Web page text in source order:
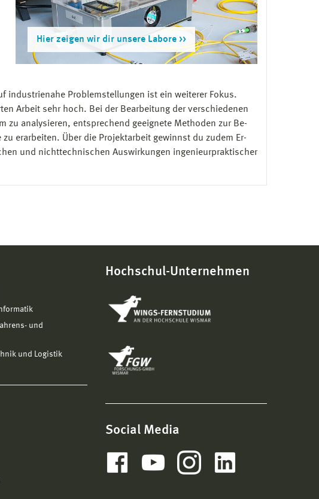
Hier zeigen wir dir unsere Labore
industrienahe Problemstellungen ist ein weiterer Fokus.
Arbeit sehr hoch. Bei der Bearbeitung der verschie­denen
zu analysieren, ent­sprechend geeignete Methoden zur Be­
erarbeiten. Über die Projektarbeit gewinnst du zudem Er­
und nichttechnischen Auswirkungen in­genieurpraktischer
und
und Logistik
Hochschul-Unternehmen
Social Media